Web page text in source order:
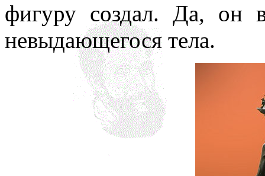
фигуру создал. Да, он
невыдающегося тела.